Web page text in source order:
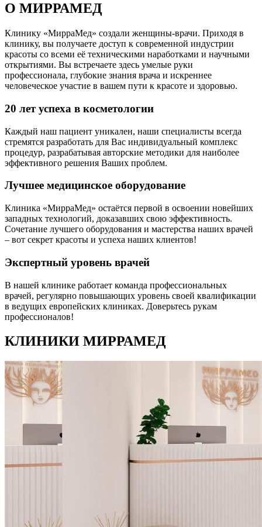
О МИРРАМЕД
Клинику «МирраМед» создали женщины-врачи. Приходя в
клинику, вы получаете доступ к современной индустрии
красоты со всеми её техническими наработками и научными
открытиями. Вы встречаете здесь умелые руки
профессионала, глубокие знания врача и искреннее
человеческое участие в вашем пути к красоте и здоровью.
20 лет успеха в косметологии
Каждый наш пациент уникален, наши специалисты всегда
стремятся разработать для Вас индивидуальный комплекс
процедур, разрабатывая авторские методики для наиболее
эффективного решения Ваших проблем.
Лучшее медицинское оборудование
Клиника «МирраМед» остаётся первой в освоении новейших
западных технологий, доказавших свою эффективность.
Сочетание лучшего оборудования и мастерства наших врачей
– вот секрет красоты и успеха наших клиентов!
Экспертный уровень врачей
В нашей клинике работает команда профессиональных
врачей, регулярно повышающих уровень своей квалификации
в ведущих европейских клиниках. Доверьтесь рукам
профессионалов!
КЛИНИКИ МИРРАМЕД